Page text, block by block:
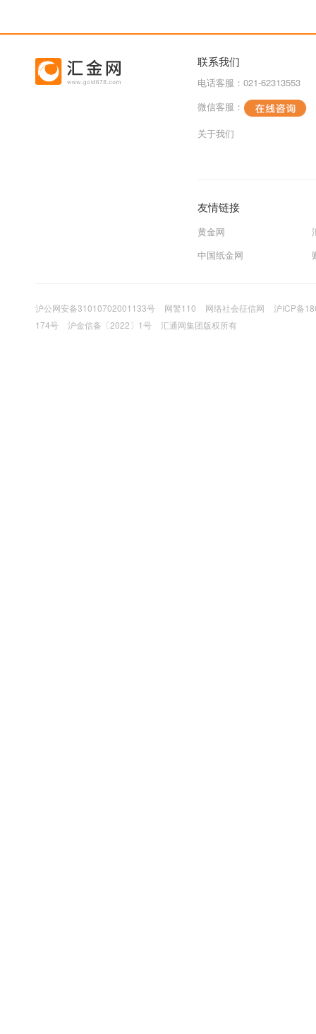
联系我们
电话客服：021-62313553
微信客服：
关于我们
友情链接
黄金网
中国纸金网
沪公网安备31010702001133号 网警110 网络社会征信网
沪ICP备
174号
沪金信备〔2022〕1号 汇通网集团版权所有